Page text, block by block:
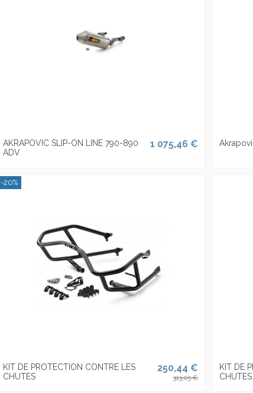
AKRAPOVIC SLIP-ON LINE 790-890
ADV
1 075,46 €
-20%
KIT DE PROTECTION CONTRE LES
CHUTES
250,44 €
313,05 €
KIT DE
CHUTES